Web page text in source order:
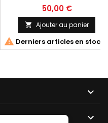
50,00 €
 Ajouter au panier
 Derniers articles en stock

